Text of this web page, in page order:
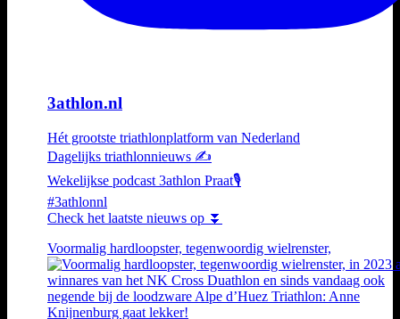
3athlon.nl
Hét grootste triathlonplatform van Nederland
Dagelijks triathlonnieuws ✍️
Wekelijkse podcast 3athlon Praat🎙️
#3athlonnl
Check het laatste nieuws op ⏬
Voormalig hardloopster, tegenwoordig wielrenster,